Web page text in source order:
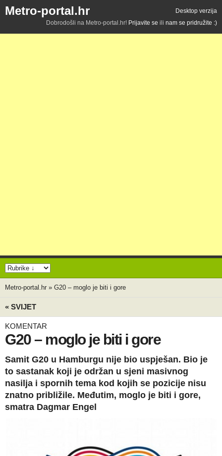
Metro-portal.hr
Desktop verzija
Dobrodošli na Metro-portal.hr! Prijavite se ili nam se pridružite :)
Metro-portal.hr » G20 – moglo je biti i gore
« SVIJET
KOMENTAR
G20 – moglo je biti i gore
Samit G20 u Hamburgu nije bio uspješan. Bio je
to sastanak koji je održan u sjeni masivnog
nasilja i spornih tema kod kojih se pozicije nisu
znatno približile. Međutim, moglo je biti i gore,
smatra Dagmar Engel